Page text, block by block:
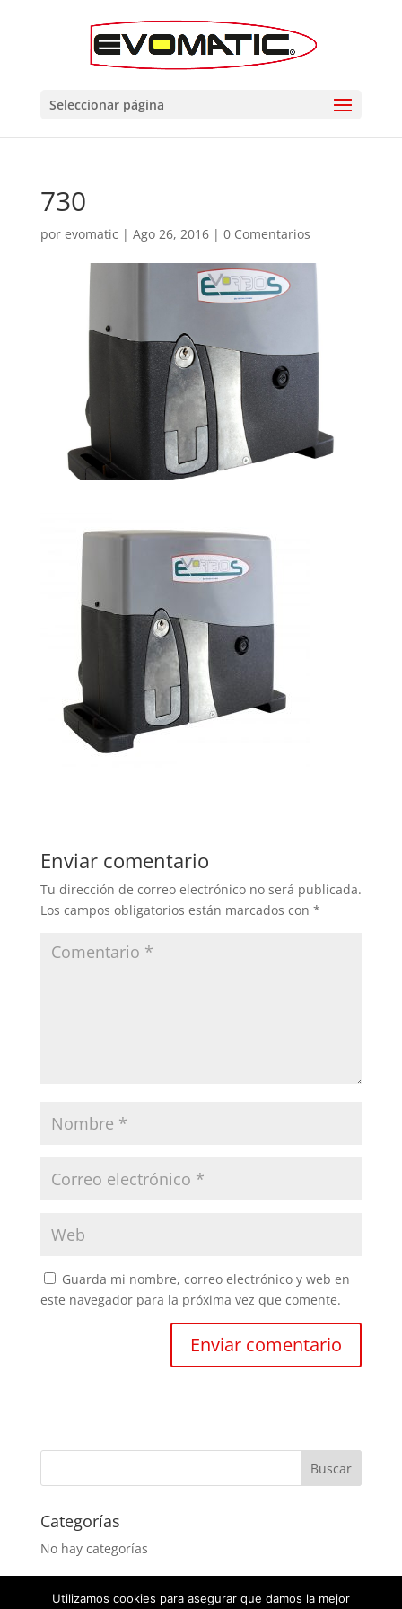
Seleccionar página
730
por evomatic | Ago 26, 2016| 0 Comentarios
Enviar comentario
Tu dirección de correo electrónico no será publicada.
Los campos obligatorios están marcados con *
Guarda mi nombre, correo electrónico y web en
este navegador para la próxima vez que comente.
Categorías
No hay categorías
Utilizamos cookies para asegurar que damos la mejor